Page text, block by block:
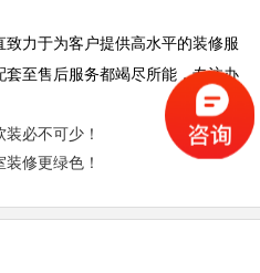
力于为客户提供高水平的装修服
至售后服务都竭尽所能，专注办
必不可少！
修更绿色！
_乐高集团
创造和培育“参与设计”，促进合
趣，尊重彼此的全球和本地关系，